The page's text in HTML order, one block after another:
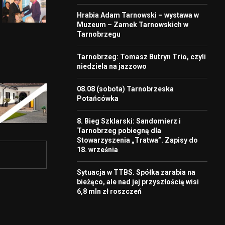
Hrabia Adam Tarnowski – wystawa w
Muzeum – Zamek Tarnowskich w
Tarnobrzegu
Tarnobrzeg: Tomasz Butryn Trio, czyli
niedziela na jazzowo
08.08 (sobota) Tarnobrzeska
Potańcówka
8. Bieg Szklarski: Sandomierz i
Tarnobrzeg pobiegną dla
Stowarzyszenia „Tratwa”. Zapisy do
18. września
Sytuacja w TTBS. Spółka zarabia na
bieżąco, ale nad jej przyszłością wisi
6,8 mln zł roszczeń